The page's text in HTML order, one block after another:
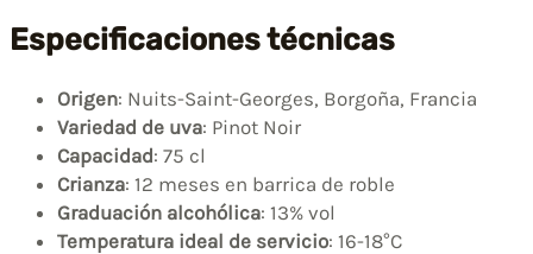
Especificaciones técnicas
Origen: Nuits-Saint-Georges, Borgoña, Francia
Variedad de uva: Pinot Noir
Capacidad: 75 cl
Crianza: 12 meses en barrica de roble
Graduación alcohólica: 13% vol
Temperatura ideal de servicio: 16-18°C